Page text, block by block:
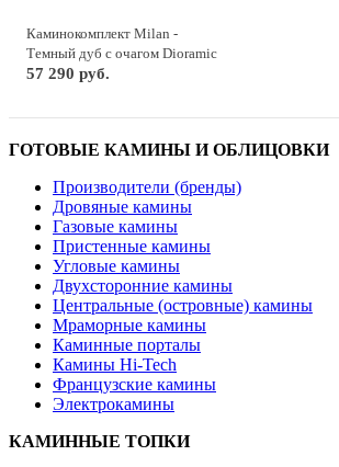
Каминокомплект Milan -
Темный дуб с очагом Dioramic
28 LED FX
57 290 руб.
ГОТОВЫЕ КАМИНЫ И ОБЛИЦОВКИ
Производители (бренды)
Дровяные камины
Газовые камины
Пристенные камины
Угловые камины
Двухсторонние камины
Центральные (островные) камины
Мраморные камины
Каминные порталы
Камины Hi-Tech
Французские камины
Электрокамины
КАМИННЫЕ ТОПКИ